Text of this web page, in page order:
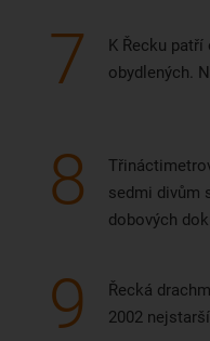
7
K Řecku
obydlených.
8
sedmi divům
dobových
9
Řecká
2002